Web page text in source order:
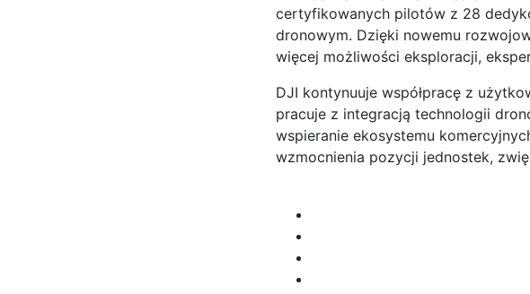
certyfikowanych pilotów z 28
dronowym. Dzięki nowemu
więcej możliwości eksploracji,
DJI kontynuuje współpracę z
pracuje z integracją technologii
wspieranie ekosystemu
wzmocnienia pozycji jednostek,